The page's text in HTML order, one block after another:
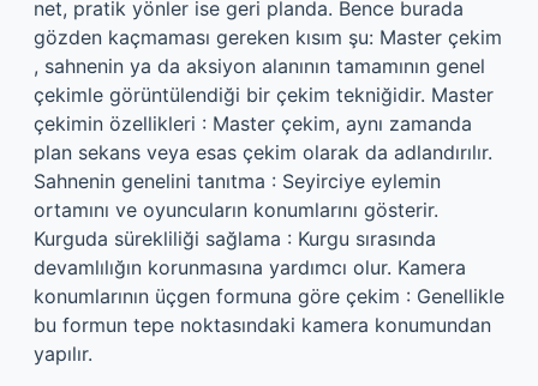
net, pratik yönler ise geri planda. Bence burada
gözden kaçmaması gereken kısım şu: Master çekim
, sahnenin ya da aksiyon alanının tamamının genel
çekimle görüntülendiği bir çekim tekniğidir. Master
çekimin özellikleri : Master çekim, aynı zamanda
plan sekans veya esas çekim olarak da adlandırılır.
Sahnenin genelini tanıtma : Seyirciye eylemin
ortamını ve oyuncuların konumlarını gösterir.
Kurguda sürekliliği sağlama : Kurgu sırasında
devamlılığın korunmasına yardımcı olur. Kamera
konumlarının üçgen formuna göre çekim : Genellikle
bu formun tepe noktasındaki kamera konumundan
yapılır.